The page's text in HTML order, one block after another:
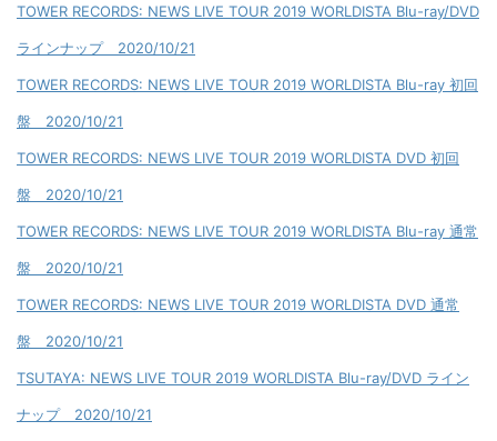
TOWER RECORDS: NEWS LIVE TOUR 2019 WORLDISTA Blu-ray/DVD
ラインナップ 2020/10/21
TOWER RECORDS: NEWS LIVE TOUR 2019 WORLDISTA Blu-ray 初回
盤 2020/10/21
TOWER RECORDS: NEWS LIVE TOUR 2019 WORLDISTA DVD 初回
盤 2020/10/21
TOWER RECORDS: NEWS LIVE TOUR 2019 WORLDISTA Blu-ray 通常
盤 2020/10/21
TOWER RECORDS: NEWS LIVE TOUR 2019 WORLDISTA DVD 通常
盤 2020/10/21
TSUTAYA: NEWS LIVE TOUR 2019 WORLDISTA Blu-ray/DVD ライン
ナップ 2020/10/21